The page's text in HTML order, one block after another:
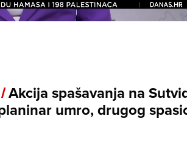
Akcija spašavanja na
umro, drugog